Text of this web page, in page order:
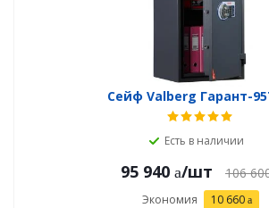
Сейф Valberg Гарант-
Есть в наличии
95 940 /шт 106
Экономия 10 660